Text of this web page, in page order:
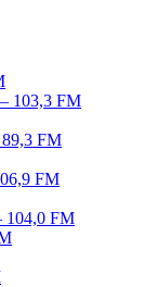
103,3 FM
FM
FM
104,0 FM